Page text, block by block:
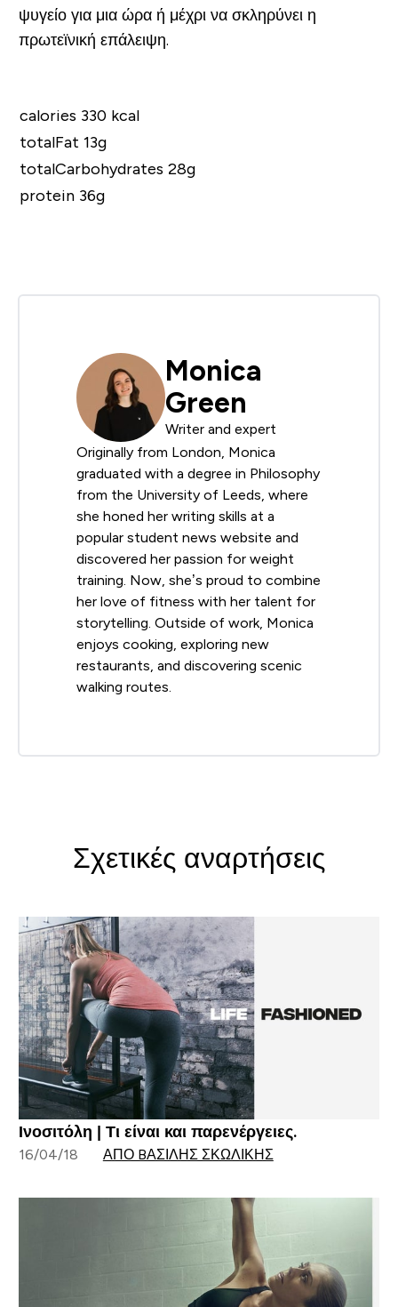
ψυγείο για μια ώρα ή μέχρι να σκληρύνει η
πρωτεϊνική επάλειψη.
calories 330 kcal
totalFat 13g
totalCarbohydrates 28g
protein 36g
Monica
Green
Writer and expert
Originally from London, Monica
graduated with a degree in Philosophy
from the University of Leeds, where
she honed her writing skills at a
popular student news website and
discovered her passion for weight
training. Now, she’s proud to combine
her love of fitness with her talent for
storytelling. Outside of work, Monica
enjoys cooking, exploring new
restaurants, and discovering scenic
walking routes.
Σχετικές αναρτήσεις
Ινοσιτόλη | Τι είναι και παρενέργειες.
16/04/18 ΑΠΌ BΑΣΊΛΗΣ ΣΚΩΛΊΚΗΣ